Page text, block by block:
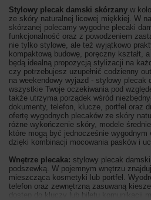
Stylowy plecak damski skórzany w
ze skóry naturalnej licowej miękkiej. W
skórzanej polecamy wygodne plecaki
funkcjonalność oraz z powodzeniem
nie tylko stylowe, ale też wyjątkowo
kompaktową budowę, poręczny kształt,
będą idealną propozycją stylizacji na
czy potrzebujesz uzupełnić codzienny
na weekendowy wyjazd - stylowy plecak
wszystkie Twoje oczekiwania pod
także utrzyma porządek wśród
dokumenty, telefon, klucze, portfel oraz
ofertę wygodnych plecaków ze skóry
różne wykończenie skóry, modele
które mogą być jednocześnie wygodnym
dzięki kombinacji mocowania pasków i
Wnętrze plecaka: stylowy plecak
podszewką. W pojemnym wnętrzu
mieszcząca kosmetyki lub portfel.
telefon oraz zewnętrzną zasuwaną
dostęp do kluczy lub biletu komunikacji